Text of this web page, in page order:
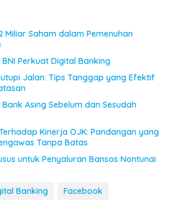
Miliar Saham dalam Pemenuhan
Perkuat Digital Banking
Jalan: Tips Tanggap yang Efektif
Asing Sebelum dan Sesudah
Kinerja OJK: Pandangan yang
Tanpa Batas
untuk Penyaluran Bansos Nontunai
Banking Facebook